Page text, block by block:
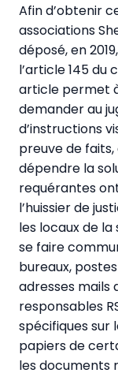
Afin d’obtenir
associations
déposé, en
l’article 145 du
article permet
demander au
d’instructions
preuve de
dépendre la
requérantes
l’huissier de
les locaux de la
se faire
bureaux,
adresses mails
responsables
spécifiques sur
papiers de
les documents